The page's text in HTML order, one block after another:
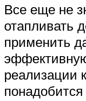
Все еще не
отапливать
применить
реализации
понадобится